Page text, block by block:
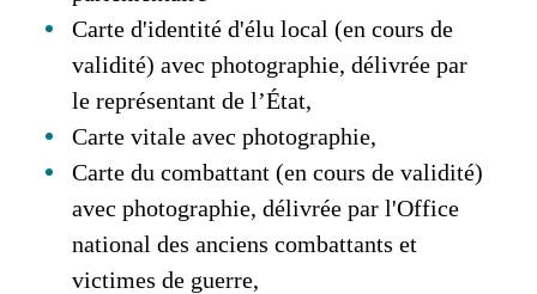
Carte d'identité d'élu local (en cours de
validité) avec photographie, délivrée par
le représentant de l’État,
Carte vitale avec photographie,
Carte du combattant (en cours de validité)
avec photographie, délivrée par l'Office
national des anciens combattants et
victimes de guerre,